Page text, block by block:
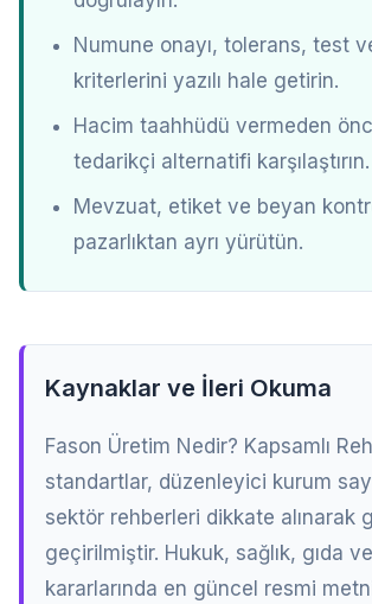
Numune onayı, tolerans, test
kriterlerini yazılı hale getirin.
Hacim taahhüdü vermeden
tedarikçi alternatifi karşılaştırın.
Mevzuat, etiket ve beyan
pazarlıktan ayrı yürütün.
Kaynaklar ve İleri Okuma
Fason Üretim Nedir? Kapsamlı
standartlar, düzenleyici kurum
sektör rehberleri dikkate alınarak
geçirilmiştir. Hukuk, sağlık, gıda
kararlarında en güncel resmi